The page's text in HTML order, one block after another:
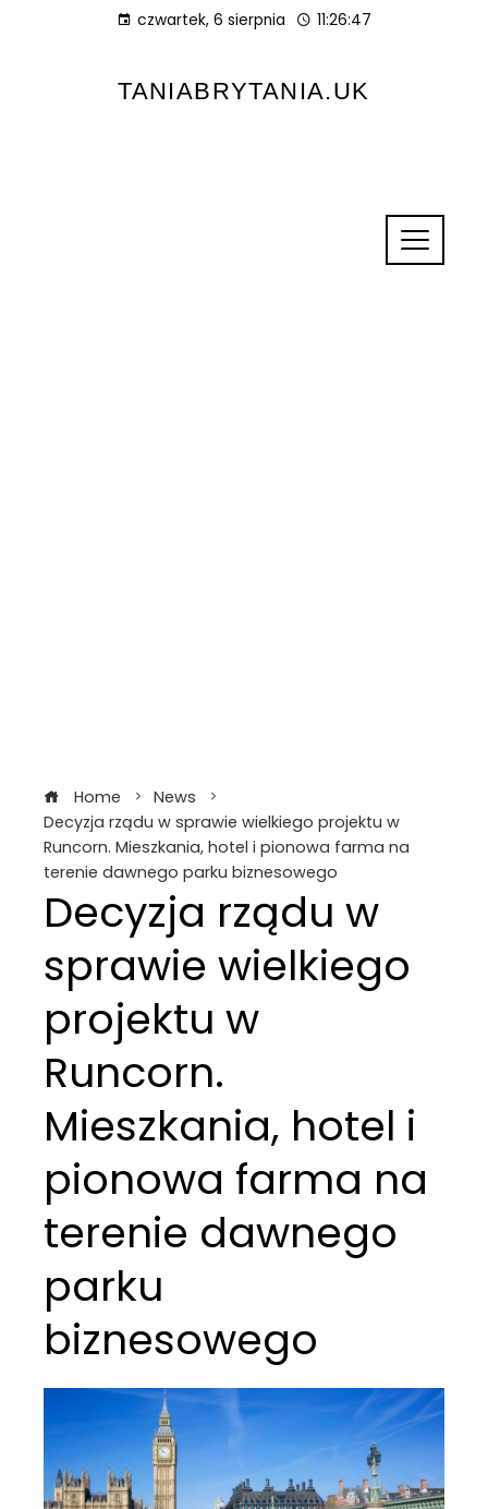
czwartek, 6 sierpnia 11:26:47
TANIABRYTANIA.UK
Home
News
Decyzja rządu w sprawie wielkiego projektu w
Runcorn. Mieszkania, hotel i pionowa farma na
terenie dawnego parku biznesowego
Decyzja rządu w
sprawie wielkiego
projektu w
Runcorn.
Mieszkania, hotel i
pionowa farma na
terenie dawnego
parku
biznesowego